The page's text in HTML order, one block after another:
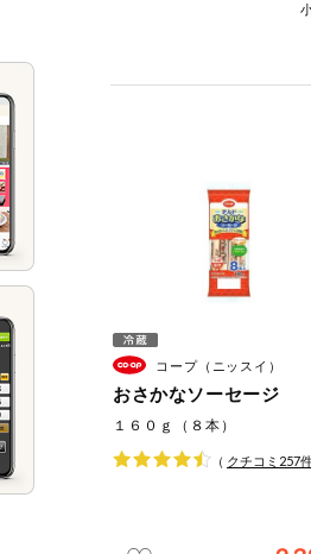
コープ（ニッスイ）
おさかなソーセージ
１６０ｇ（８本）
（ クチコミ 257